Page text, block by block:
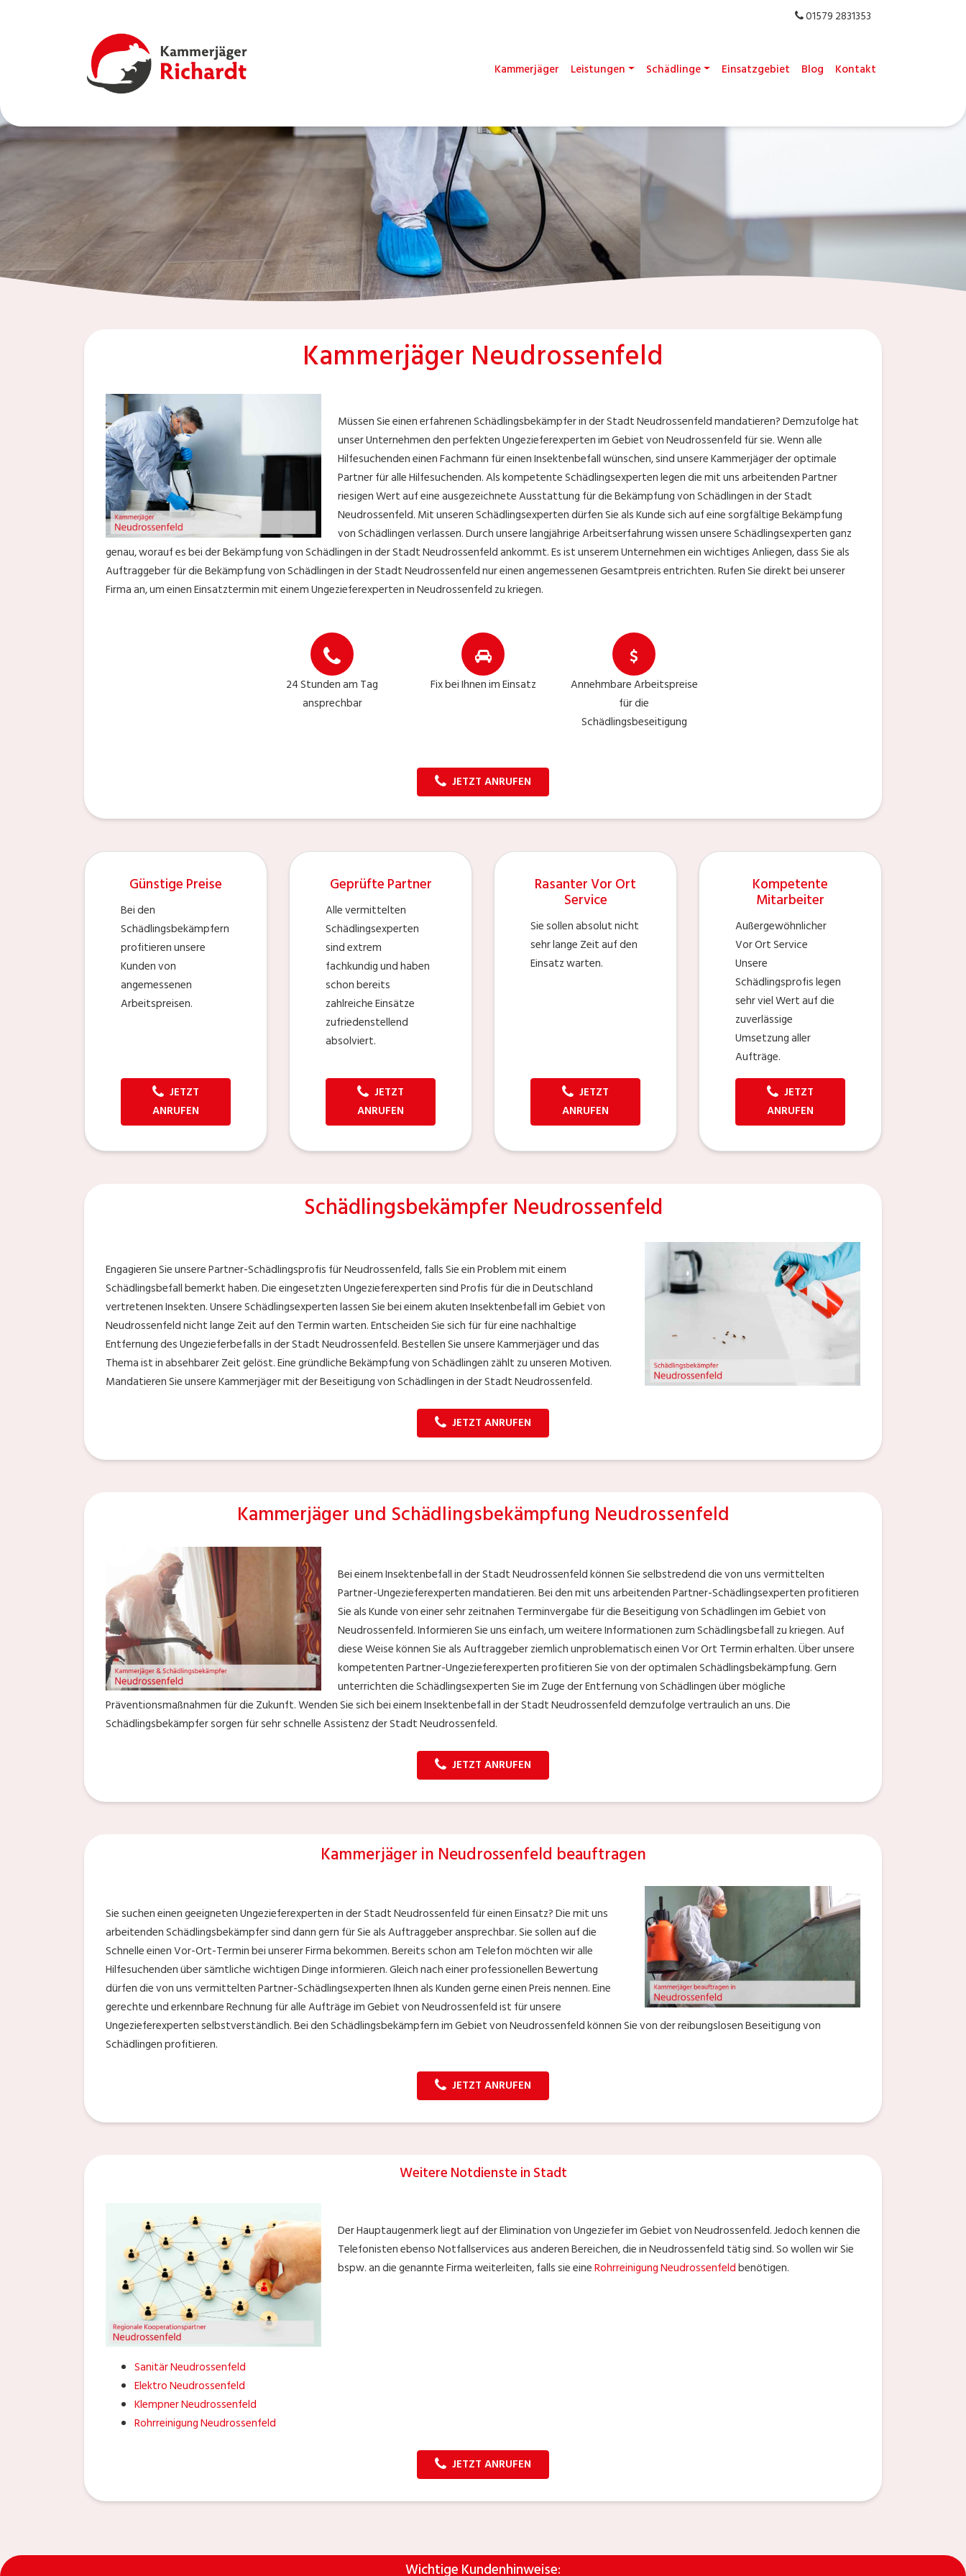
01579 2831353
Kammerjäger Leistungen Schädlinge Einsatzgebiet Blog Kontakt
Kammerjäger Neudrossenfeld
Müssen Sie einen erfahrenen Schädlingsbekämpfer in der Stadt Neudrossenfeld mandatieren? Demzufolge hat
unser Unternehmen den perfekten Ungezieferexperten im Gebiet von Neudrossenfeld für sie. Wenn alle
Hilfesuchenden einen Fachmann für einen Insektenbefall wünschen, sind unsere Kammerjäger der optimale
Partner für alle Hilfesuchenden. Als kompetente Schädlingsexperten legen die mit uns arbeitenden Partner
riesigen Wert auf eine ausgezeichnete Ausstattung für die Bekämpfung von Schädlingen in der Stadt
Neudrossenfeld. Mit unseren Schädlingsexperten dürfen Sie als Kunde sich auf eine sorgfältige Bekämpfung
von Schädlingen verlassen. Durch unsere langjährige Arbeitserfahrung wissen unsere Schädlingsexperten ganz
genau, worauf es bei der Bekämpfung von Schädlingen in der Stadt Neudrossenfeld ankommt. Es ist unserem Unternehmen ein wichtiges Anliegen, dass Sie als
Auftraggeber für die Bekämpfung von Schädlingen in der Stadt Neudrossenfeld nur einen angemessenen Gesamtpreis entrichten. Rufen Sie direkt bei unserer
Firma an, um einen Einsatztermin mit einem Ungezieferexperten in Neudrossenfeld zu kriegen.
24 Stunden am Tag
ansprechbar
Fix bei Ihnen im Einsatz
Annehmbare Arbeitspreise
für die
Schädlingsbeseitigung
JETZT ANRUFEN
Günstige Preise
Bei den
Schädlingsbekämpfern
profitieren unsere
Kunden von
angemessenen
Arbeitspreisen.
JETZT
ANRUFEN
Geprüfte Partner
Alle vermittelten
Schädlingsexperten
sind extrem
fachkundig und haben
schon bereits
zahlreiche Einsätze
zufriedenstellend
absolviert.
JETZT
ANRUFEN
Rasanter Vor Ort
Service
Sie sollen absolut nicht
sehr lange Zeit auf den
Einsatz warten.
JETZT
ANRUFEN
Kompetente
Mitarbeiter
Außergewöhnlicher
Vor Ort Service
Unsere
Schädlingsprofis legen
sehr viel Wert auf die
zuverlässige
Umsetzung aller
Aufträge.
JETZT
ANRUFEN
Schädlingsbekämpfer Neudrossenfeld
Engagieren Sie unsere Partner-Schädlingsprofis für Neudrossenfeld, falls Sie ein Problem mit einem
Schädlingsbefall bemerkt haben. Die eingesetzten Ungezieferexperten sind Profis für die in Deutschland
vertretenen Insekten. Unsere Schädlingsexperten lassen Sie bei einem akuten Insektenbefall im Gebiet von
Neudrossenfeld nicht lange Zeit auf den Termin warten. Entscheiden Sie sich für für eine nachhaltige
Entfernung des Ungezieferbefalls in der Stadt Neudrossenfeld. Bestellen Sie unsere Kammerjäger und das
Thema ist in absehbarer Zeit gelöst. Eine gründliche Bekämpfung von Schädlingen zählt zu unseren Motiven.
Mandatieren Sie unsere Kammerjäger mit der Beseitigung von Schädlingen in der Stadt Neudrossenfeld.
JETZT ANRUFEN
Kammerjäger und Schädlingsbekämpfung Neudrossenfeld
Bei einem Insektenbefall in der Stadt Neudrossenfeld können Sie selbstredend die von uns vermittelten
Partner-Ungezieferexperten mandatieren. Bei den mit uns arbeitenden Partner-Schädlingsexperten profitieren
Sie als Kunde von einer sehr zeitnahen Terminvergabe für die Beseitigung von Schädlingen im Gebiet von
Neudrossenfeld. Informieren Sie uns einfach, um weitere Informationen zum Schädlingsbefall zu kriegen. Auf
diese Weise können Sie als Auftraggeber ziemlich unproblematisch einen Vor Ort Termin erhalten. Über unsere
kompetenten Partner-Ungezieferexperten profitieren Sie von der optimalen Schädlingsbekämpfung. Gern
unterrichten die Schädlingsexperten Sie im Zuge der Entfernung von Schädlingen über mögliche
Präventionsmaßnahmen für die Zukunft. Wenden Sie sich bei einem Insektenbefall in der Stadt Neudrossenfeld demzufolge vertraulich an uns. Die
Schädlingsbekämpfer sorgen für sehr schnelle Assistenz der Stadt Neudrossenfeld.
JETZT ANRUFEN
Kammerjäger in Neudrossenfeld beauftragen
Sie suchen einen geeigneten Ungezieferexperten in der Stadt Neudrossenfeld für einen Einsatz? Die mit uns
arbeitenden Schädlingsbekämpfer sind dann gern für Sie als Auftraggeber ansprechbar. Sie sollen auf die
Schnelle einen Vor-Ort-Termin bei unserer Firma bekommen. Bereits schon am Telefon möchten wir alle
Hilfesuchenden über sämtliche wichtigen Dinge informieren. Gleich nach einer professionellen Bewertung
dürfen die von uns vermittelten Partner-Schädlingsexperten Ihnen als Kunden gerne einen Preis nennen. Eine
gerechte und erkennbare Rechnung für alle Aufträge im Gebiet von Neudrossenfeld ist für unsere
Ungezieferexperten selbstverständlich. Bei den Schädlingsbekämpfern im Gebiet von Neudrossenfeld können Sie von der reibungslosen Beseitigung von
Schädlingen profitieren.
JETZT ANRUFEN
Weitere Notdienste in Stadt
Der Hauptaugenmerk liegt auf der Elimination von Ungeziefer im Gebiet von Neudrossenfeld. Jedoch kennen die
Telefonisten ebenso Notfallservices aus anderen Bereichen, die in Neudrossenfeld tätig sind. So wollen wir Sie
bspw. an die genannte Firma weiterleiten, falls sie eineRohrreinigung Neudrossenfeldbenötigen.
Sanitär Neudrossenfeld
Elektro Neudrossenfeld
Klempner Neudrossenfeld
Rohrreinigung Neudrossenfeld
JETZT ANRUFEN
Wichtige Kundenhinweise: